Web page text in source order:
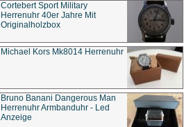
Cortebert Sport Military
Herrenuhr 40er Jahre Mit
Originalholzbox
Michael Kors Mk8014 Herrenuhr
Bruno Banani Dangerous Man
Herrenuhr Armbanduhr - Led
Anzeige